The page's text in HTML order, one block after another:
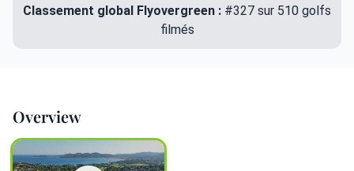
Classement global Flyovergreen : #327 sur 510 golfs
filmés
Overview